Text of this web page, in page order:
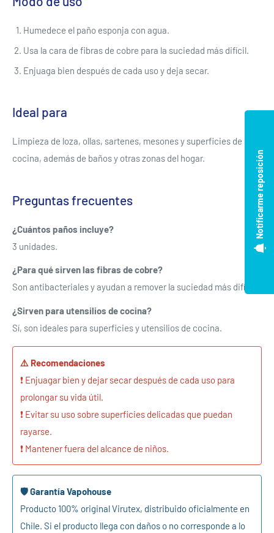
Humedece el paño esponja con agua.
Usa la cara de fibras de cobre para la suciedad más difícil.
Enjuaga bien después de cada uso y deja secar.
Ideal para
Limpieza de loza, ollas, sartenes, mesones y superficies de
cocina, además de baños y otras zonas del hogar.
Preguntas frecuentes
¿Cuántos paños incluye?
3 unidades.
¿Para qué sirven las fibras de cobre?
Son antibacteriales y ayudan a remover la suciedad más difícil.
¿Sirven para utensilios de cocina?
Sí, son ideales para superficies y utensilios de cocina.
⚠️ Recomendaciones
❗ Enjuagar bien y dejar secar después de cada uso para
prolongar su vida útil.
❗ Evitar su uso sobre superficies delicadas que puedan
rayarse.
❗ Mantener fuera del alcance de niños.
🛡️ Garantía Vapohouse
Producto 100% original Virutex, distribuido oficialmente en
Chile. Si el producto llega con daños o no corresponde a lo
Notificarme reposición
Se requiere iniciar sesión
Inicie sesión en su cuenta para agregar productos a su
lista de deseos y ver los artículos guardados
anteriormente.
Acceso